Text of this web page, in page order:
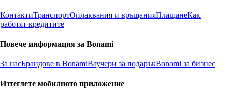
КонтактиТранспортОплаквания и връщанияПлащанеКак
работят кредитите
Повече информация за Bonami
За насБрандове в BonamiВаучери за подаръкBonami за бизнес
Изтеглете мобилното приложение